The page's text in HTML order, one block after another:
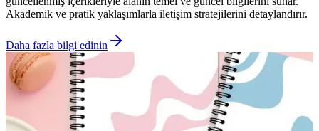
Akademik ve pratik yaklaşımlarla iletişim stratejilerini detaylandırır.
Daha fazla bilgi edinin